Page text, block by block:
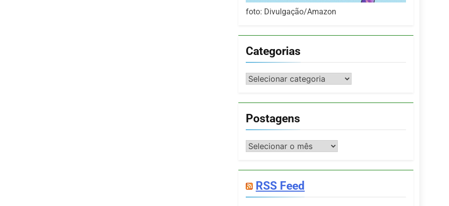
foto: Divulgação/Amazon
Categorias
Categorias
Postagens
Postagens
RSS Feed